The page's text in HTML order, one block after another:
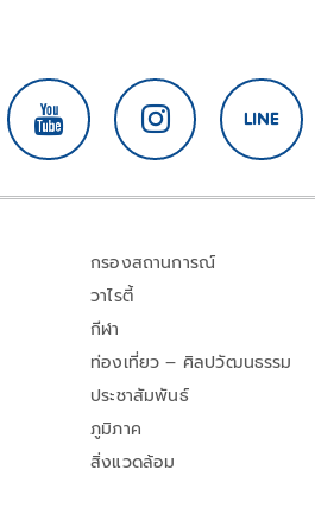
กรองสถานการณ์
วาไรตี้
กีฬา
ท่องเที่ยว – ศิลปวัฒนธรรม
ประชาสัมพันธ์
ภูมิภาค
สิ่งแวดล้อม